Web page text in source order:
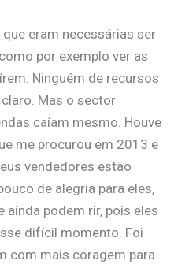
eram necessárias ser
por exemplo ver as
Ninguém de recursos
Mas o sector
caíam mesmo. Houve
me procurou em 2013 e
vendedores estão
de alegria para eles,
ainda podem rir, pois eles
difícil momento. Foi
com mais coragem para